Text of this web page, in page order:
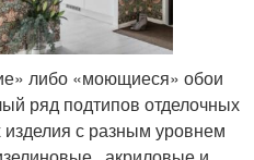
либо «моющиеся» обои
ряд подтипов отделочных
с разным уровнем